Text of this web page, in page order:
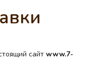
сайт www.7-